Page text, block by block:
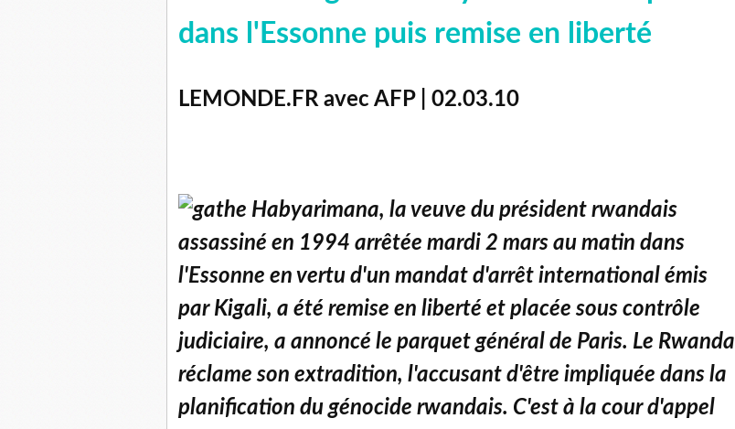
dans l'Essonne puis remise en liberté
LEMONDE.FR avec AFP | 02.03.10
gathe Habyarimana, la veuve du président rwandais
assassiné en 1994 arrêtée mardi 2 mars au matin dans
l'Essonne en vertu d'un mandat d'arrêt international émis
par Kigali, a été remise en liberté et placée sous contrôle
judiciaire, a annoncé le parquet général de Paris. Le Rwanda
réclame son extradition, l'accusant d'être impliquée dans la
planification du génocide rwandais. C'est à la cour d'appel